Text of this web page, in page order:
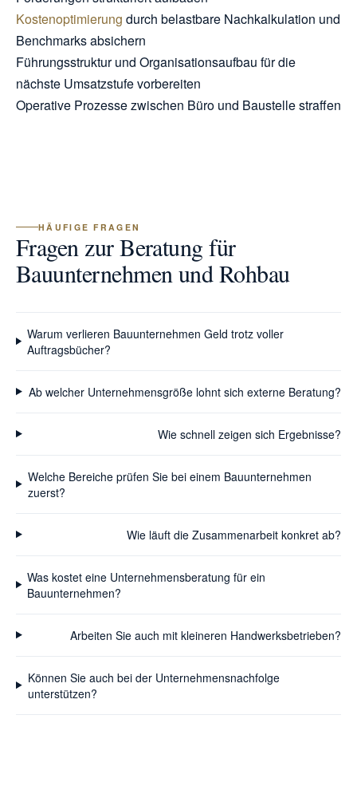
Kostenoptimierung durch belastbare Nachkalkulation und
Benchmarks absichern
Führungsstruktur und Organisationsaufbau für die
nächste Umsatzstufe vorbereiten
Operative Prozesse zwischen Büro und Baustelle straffen
HÄUFIGE FRAGEN
Fragen zur Beratung für
Bauunternehmen und Rohbau
Warum verlieren Bauunternehmen Geld trotz voller
Auftragsbücher?
Ab welcher Unternehmensgröße lohnt sich externe Beratung?
Wie schnell zeigen sich Ergebnisse?
Welche Bereiche prüfen Sie bei einem Bauunternehmen
zuerst?
Wie läuft die Zusammenarbeit konkret ab?
Was kostet eine Unternehmensberatung für ein
Bauunternehmen?
Arbeiten Sie auch mit kleineren Handwerksbetrieben?
Können Sie auch bei der Unternehmensnachfolge
unterstützen?